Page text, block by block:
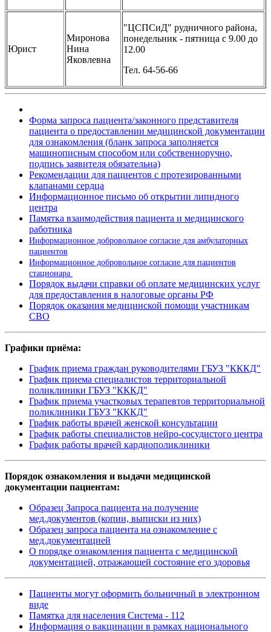
Юрист
Миронова
Нина
Яковлевна
"ЦСПСиД" рудничного района,
понедельник - пятница с 9.00 до
12.00
Тел. 64-56-66
Форма запроса пациента/законного представителя
пациента о предоставлении медицинской документации
для ознакомления (бланк запроса заполняется
машинописным способом или собственноручно,
подпись заявителя обязательна)
Рекомендации для пациентов с протезированными
клапанами сердца
Информационное письмо об открытии липидного
центра
Памятка взаимодействия пациента и медицинского
работника
Информационное добровольное согласие для амбулаторных
пациентов
Информационное добровольное согласие для пациентов
стационара
Порядок выдачи справки об оплате медицинских услуг
для предоставления в налоговые органы РФ
Порядок оказания медицинской помощи участникам
СВО
Графики приёма:
График приема граждан руководителями ГБУЗ "КККД"
График приема специалистов территориальной
поликлиники ГБУЗ "КККД"
График приема участковых терапевтов территориальной
поликлиники ГБУЗ "КККД"
График работы врачей женской консультации
График работы специалистов нейро-сосудистого центра
График работы врачей кардиополиклиники
Порядок ознакомления и выдачи медицинской
документации пациентам:
Образец Запроса пациента на получение
мед.документов (копии, выписки из них)
Образец запроса пациента на ознакомление с
мед.документацией
О порядке ознакомления пациента с медицинской
документацией, отражающей состояние его здоровья
Пациенты могут оформить больничный в электронном
виде
Памятка для населения Система - 112
Информация о вакцинации в рамках национального